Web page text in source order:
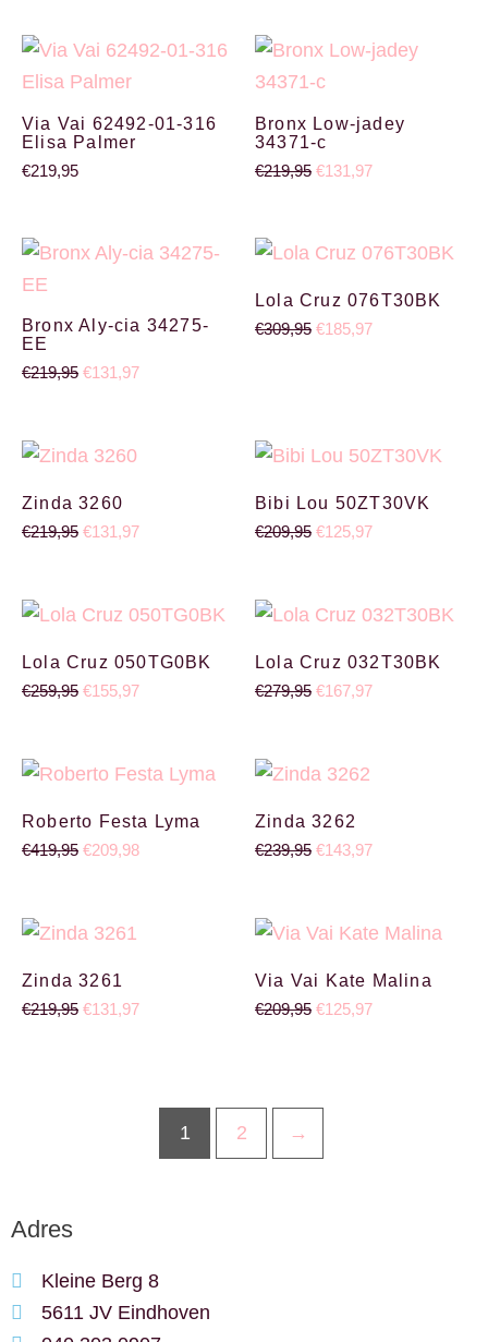
Via Vai 62492-01-316
Elisa Palmer
€219,95
Bronx Low-jadey
34371-c
€219,95
Oorspronkelijke prijs
€131,97
Huidige prijs is:
Bronx Aly-cia 34275-
EE
€219,95
Oorspronkelijke prijs was: €219,95.
€131,97
Huidige prijs is: €131,97.
Lola Cruz 076T30BK
€309,95
Oorspronkelijke prijs
€185,97
Huidige prijs is:
Zinda 3260
€219,95
Oorspronkelijke prijs was: €219,95.
€131,97
Huidige prijs is: €131,97.
Bibi Lou 50ZT30VK
€209,95
Oorspronkelijke prijs
€125,97
Huidige prijs is:
Lola Cruz 050TG0BK
€259,95
Oorspronkelijke prijs was: €259,95.
€155,97
Huidige prijs is: €155,97.
Lola Cruz 032T30BK
€279,95
Oorspronkelijke prijs
€167,97
Huidige prijs is:
Roberto Festa Lyma
€419,95
Oorspronkelijke prijs was: €419,95.
€209,98
Huidige prijs is: €209,98.
Zinda 3262
€239,95
Oorspronkelijke prijs
€143,97
Zinda 3261
€219,95
Oorspronkelijke prijs was: €219,95.
€131,97
Huidige prijs is: €131,97.
Via Vai Kate Malina
€209,95
Oorspronkelijke prijs
€125,97
Huidige prijs is:
1 2 →
Adres
Kleine Berg 8
5611 JV Eindhoven